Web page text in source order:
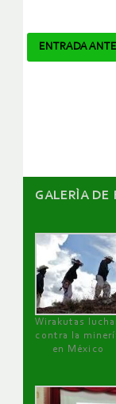
ENTRADA
GALERÌA DE
Wirakutas
contra la
en México